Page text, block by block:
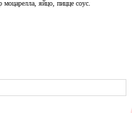
яйцо, пицце соус.